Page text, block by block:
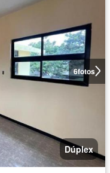
6fotos
Dúplex